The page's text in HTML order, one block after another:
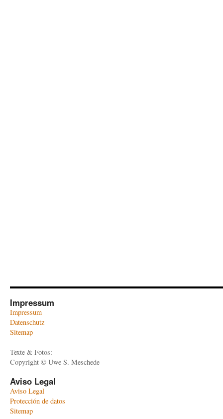
Impressum
Impressum
Datenschutz
Sitemap
Texte & Fotos:
Copyright © Uwe S. Meschede
Aviso Legal
Aviso Legal
Protección de datos
Sitemap